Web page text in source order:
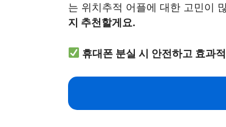
는 위치추적 어플에 대한 고민이
지 추천할게요.
휴대폰 분실 시 안전하고 효과